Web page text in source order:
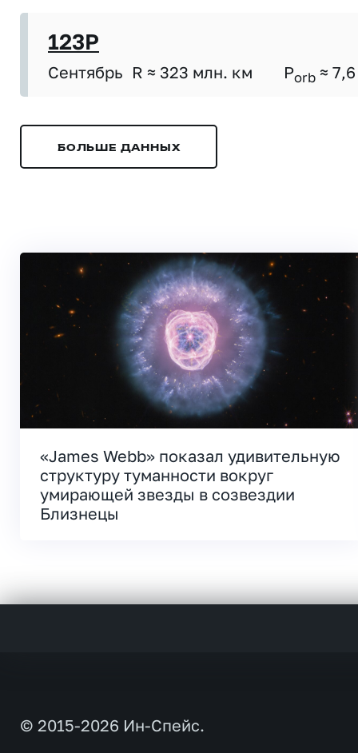
123P
Сентябрь R ≈ 323 млн. км Porb ≈ 7,6
БОЛЬШЕ ДАННЫХ
«James Webb» показал удивительную
структуру туманности вокруг
умирающей звезды в созвездии
Близнецы
© 2015-2026 Ин-Спейс.